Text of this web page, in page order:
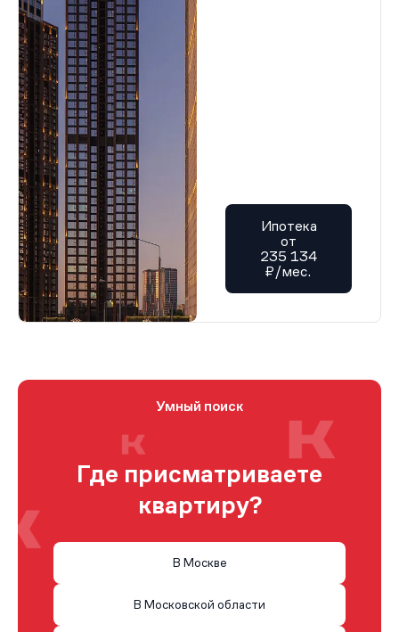
Ипотека
от
235 134
₽/мес.
Умный поиск
Где присматриваете
квартиру?
В Москве
В Московской области